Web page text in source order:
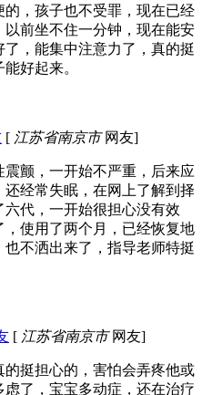
，孩子也不受罪，现在已经
前坐不住一分钟，现在能安
，能集中注意力了，真的挺
好起来。
[ 江苏省南京市网友]
颤，一开始不严重，后来应
经常失眠，在网上了解到择
代，一开始很担心没有效
使用了两个月，已经恢复地
不洒出来了，指导老师特挺
[ 江苏省南京市网友]
挺担心的，害怕会弄疼他或
了，宝宝多动症，还在治疗